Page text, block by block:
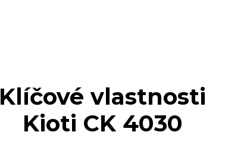
Klíčové vlastnosti
Kioti CK 4030